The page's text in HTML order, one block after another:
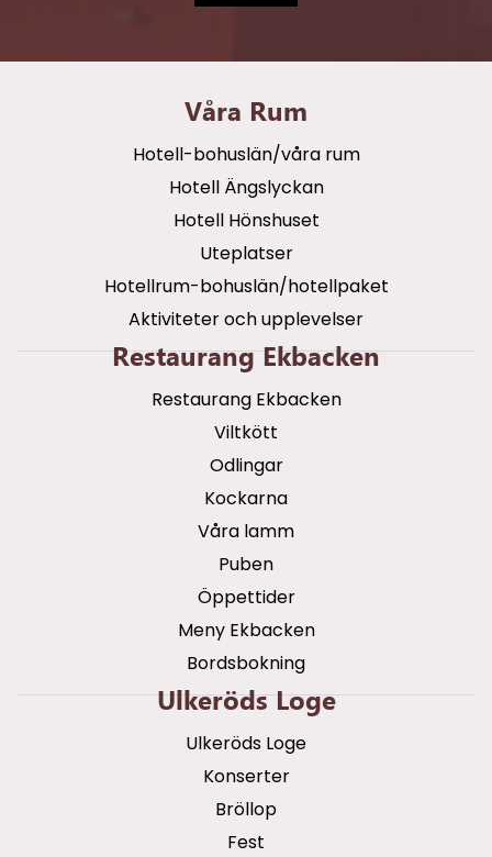
Våra Rum
Hotell-bohuslän/våra rum
Hotell Ängslyckan
Hotell Hönshuset
Uteplatser
Hotellrum-bohuslän/hotellpaket
Aktiviteter och upplevelser
Restaurang Ekbacken
Restaurang Ekbacken
Viltkött
Odlingar
Kockarna
Våra lamm
Puben
Öppettider
Meny Ekbacken
Bordsbokning
Ulkeröds Loge
Ulkeröds Loge
Konserter
Bröllop
Fest